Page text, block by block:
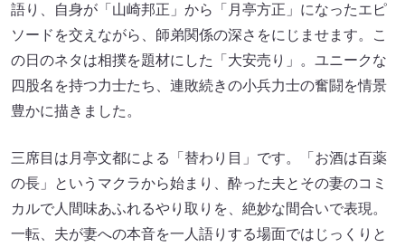
弟子たちが八方の過去を“暴露”！？
八方を囲んだ一門によるトークコーナーでは、月亭遊方、
文都、月亭八光、方正、八織が勢ぞろい。爆笑の思い出話
に花を咲かせつつ、八方の優しさを感じる弟子たちの思い
筆頭弟子の遊方が「月亭返上事件」の真相を明かす一幕
も。遊方は、八方に“月亭”の名を返し、約4年間『T-遊方』
を名乗っていた時期がありました。「最後は師匠の奥さん